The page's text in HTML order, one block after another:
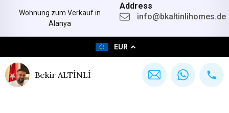
Wohnung zum Verkauf in
Alanya
Address
info@bkaltinlihomes.de
© All rights reserved.Designed by bkaltinlihomes.de
EUR
Bekir ALTİNLİ